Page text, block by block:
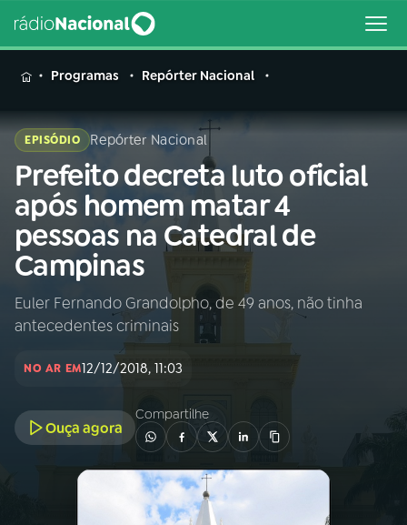
MENU
Buscar
na
Rádio
Nacional
Buscar
01INÍCIO
PROGRAMAÇÃO
PROGRAMAS
Programas Repórter Nacional
EPISÓDIO Repórter Nacional
Prefeito decreta luto oficial
após homem matar 4
pessoas na Catedral de
Campinas
Euler Fernando Grandolpho, de 49 anos, não tinha
antecedentes criminais
NO AR EM12/12/2018, 11:03
Ouça agora
Compartilhe